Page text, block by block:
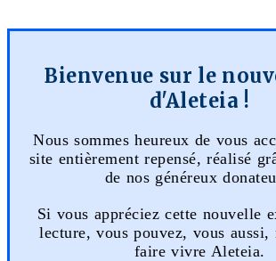
Bienvenue sur le
d'Aleteia !
Nous sommes heureux de vous
site entièrement repensé, réalisé
de nos généreux
Si vous appréciez cette nouvelle
lecture, vous pouvez, vous aussi,
faire vivre Aleteia.